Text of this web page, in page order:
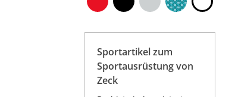
Sportartikel zum
Sportausrüstung von
Zeck